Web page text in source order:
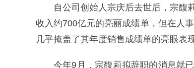
自公司创始人宗庆后去世后，宗馥
收入约700亿元的亮丽成绩单，但在人
几乎掩盖了其年度销售成绩单的亮眼表现
今年9月，宗馥莉拟辞职的消息就